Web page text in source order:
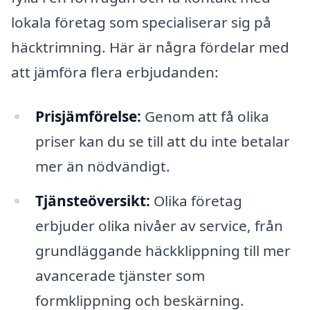
lokala företag som specialiserar sig på
häcktrimning. Här är några fördelar med
att jämföra flera erbjudanden:
Prisjämförelse: Genom att få olika
priser kan du se till att du inte betalar
mer än nödvändigt.
Tjänsteöversikt: Olika företag
erbjuder olika nivåer av service, från
grundläggande häckklippning till mer
avancerade tjänster som
formklippning och beskärning.